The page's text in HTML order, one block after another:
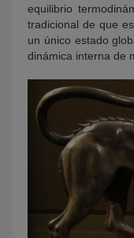
equilibrio
tradicional de que
un único estado
dinámica interna de